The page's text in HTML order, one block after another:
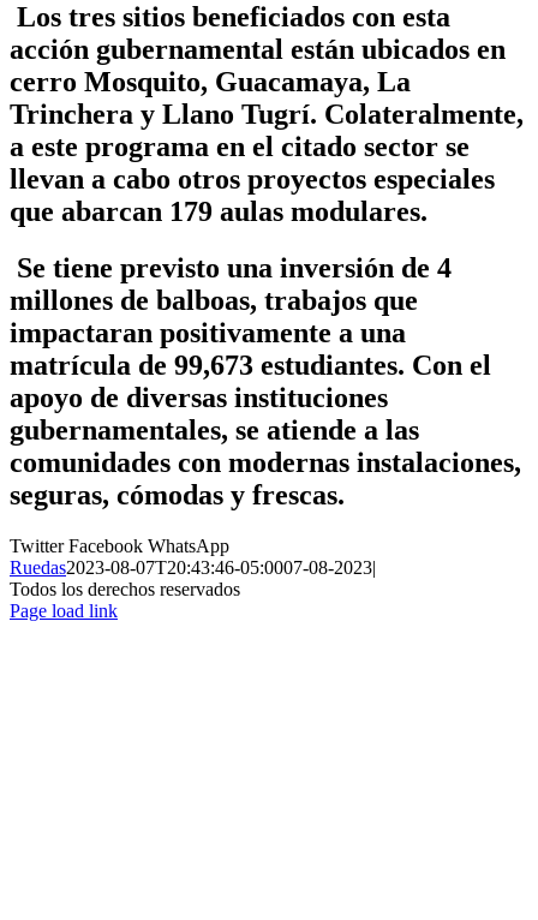
Los tres sitios beneficiados con esta
acción gubernamental están ubicados en
cerro Mosquito, Guacamaya, La
Trinchera y Llano Tugrí. Colateralmente,
a este programa en el citado sector se
llevan a cabo otros proyectos especiales
que abarcan 179 aulas modulares.
Se tiene previsto una inversión de 4
millones de balboas, trabajos que
impactaran positivamente a una
matrícula de 99,673 estudiantes. Con el
apoyo de diversas instituciones
gubernamentales, se atiende a las
comunidades con modernas instalaciones,
seguras, cómodas y frescas.
TwitterFacebook WhatsApp
Ruedas2023-08-07T20:43:46-05:0007-08-2023|
Todos los derechos reservados
Page load link